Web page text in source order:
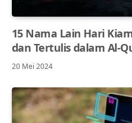
15 Nama Lain Hari
dan Tertulis dalam Al-
20 Mei 2024